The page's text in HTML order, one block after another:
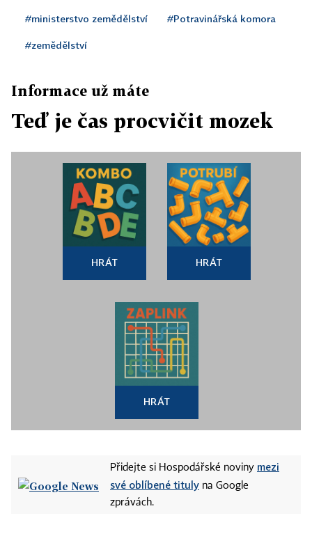
#ministerstvo zemědělství #Potravinářská komora
#zemědělství
Informace už máte
Teď je čas procvičit mozek
HRÁT HRÁT
HRÁT
Přidejte si Hospodářské noviny mezi
své oblíbené tituly na Google
zprávách.